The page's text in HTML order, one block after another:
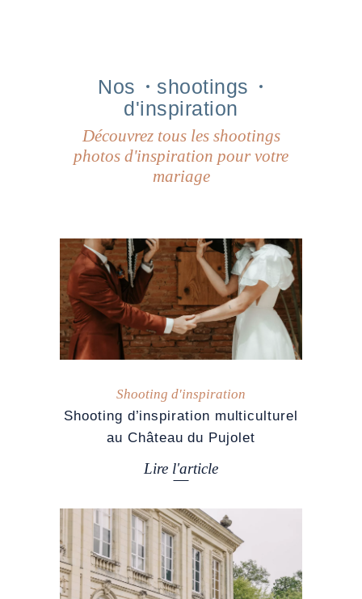
Nos
shootings
d'inspiration
Découvrez tous les shootings
photos d'inspiration pour votre
mariage
Shooting d'inspiration
Shooting d’inspiration multiculturel
au Château du Pujolet
Lire l'article